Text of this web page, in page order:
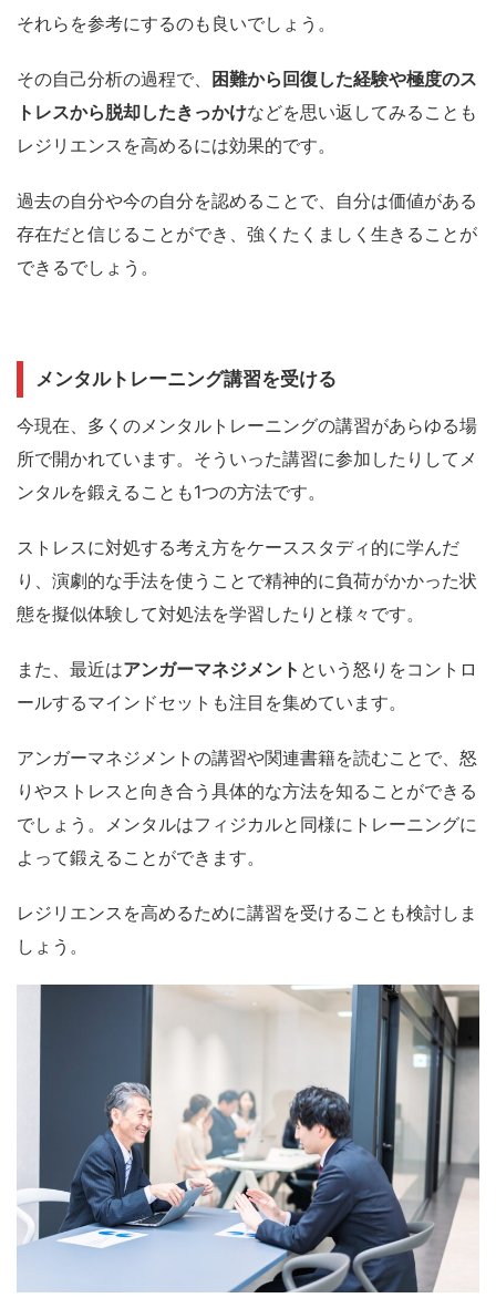
それらを参考にするのも良いでしょう。
その自己分析の過程で、 困難から回復した経験や極度のス
トレスから脱却したきっかけなどを思い返してみることも
レジリエンスを高めるには効果的です。
過去の自分や今の自分を認めることで、自分は価値がある
存在だと信じることができ、強くたくましく生きることが
できるでしょう。
メンタルトレーニング講習を受ける
今現在、多くのメンタルトレーニングの講習があらゆる場
所で開かれています。 そういった講習に参加したりしてメ
ンタルを鍛えることも1つの方法です。
ストレスに対処する考え方をケーススタディ的に学んだ
り、演劇的な手法を使うことで精神的に負荷がかかった状
態を擬似体験して対処法を学習したりと様々です。
また、最近はアンガーマネジメント という怒りをコントロ
ールするマインドセットも注目を集めています。
アンガーマネジメントの講習や関連書籍を読むことで、怒
りやストレスと向き合う具体的な方法を知ることができる
でしょう。
メンタルはフィジカルと同様にトレーニングに
よって鍛えることができます。
レジリエンスを高めるために講習を受けることも検討しま
しょう。